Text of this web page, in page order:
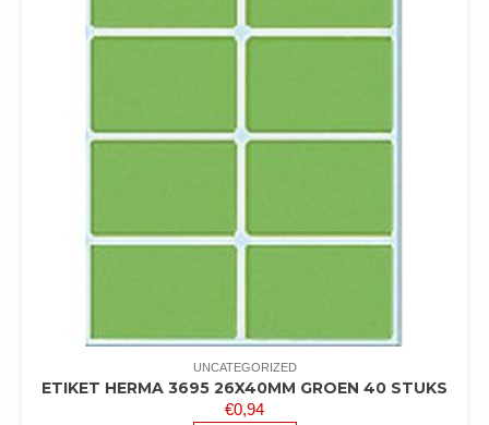
UNCATEGORIZED
ETIKET HERMA 3695 26X40MM GROEN 40 STUKS
€0,94